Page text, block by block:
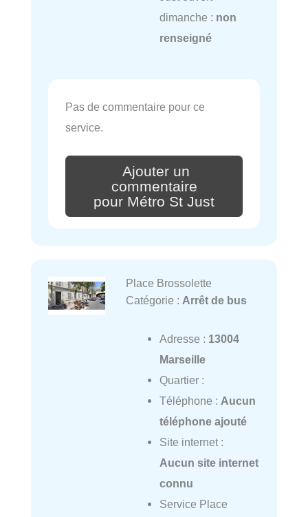
dimanche : non
renseigné
Pas de commentaire pour ce
service.
Ajouter un
commentaire
pour Métro St Just
Place Brossolette
Catégorie : Arrêt de bus
Adresse : 13004
Marseille
Quartier :
Téléphone : Aucun
téléphone ajouté
Site internet :
Aucun site internet
connu
Service Place